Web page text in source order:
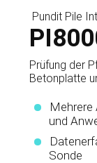
Pundit Pile
Prüfung der
Betonplatte
Mehrere
und
Sonde